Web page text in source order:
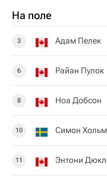
На поле
3 Адам Пелек
6 Райан Пулок
8 Ноа Добсон
10 Симон
11 Энтони